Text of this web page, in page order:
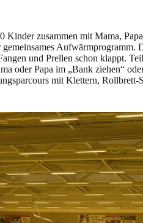
Kinder zusammen mit Mama,
Aufwärmprogramm.
und Prellen schon klappt.
oder Papa im „Bank ziehen“
mit Klettern,